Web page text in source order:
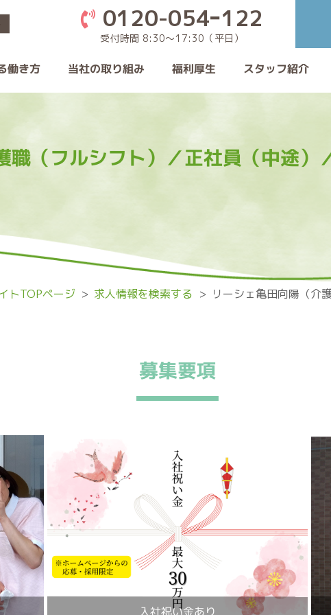
0120-054ｰ122
受付時間 8:30〜17:30（平日）
働き方 当社の取り組み 福利厚生 スタッフ紹介
職（フルシフト）／正社員（中途）
トTOPページ 求人情報を検索する リーシェ亀田向陽（介
募集要項
入社祝い金あり